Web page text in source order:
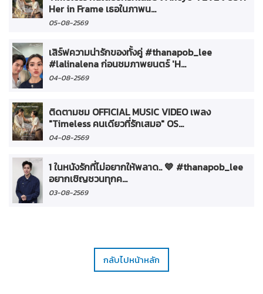
Her in Frame เธอในภาพน...
05-08-2569
เสิร์ฟความน่ารักของทั้งคู่ #thanapob_lee
#lalinalena ก่อนชมภาพยนตร์ 'H...
04-08-2569
ติดตามชม OFFICIAL MUSIC VIDEO เพลง
"Timeless คนเดียวที่รักเสมอ" OS...
04-08-2569
1 ในหนังรักที่ไม่อยากให้พลาด.. 💙 #thanapob_lee
อยากเชิญชวนทุกค...
03-08-2569
กลับไปหน้าหลัก